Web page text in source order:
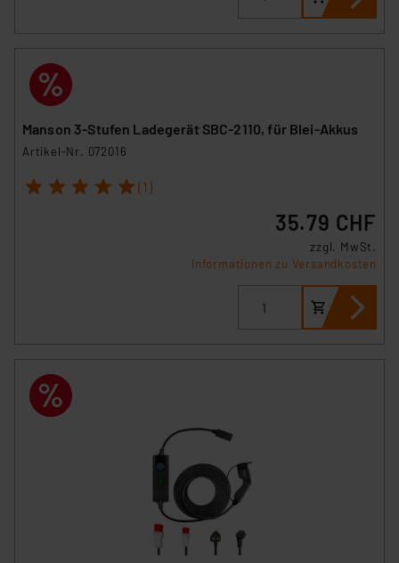
Manson 3-Stufen Ladegerät SBC-2110, für Blei-Akkus
Artikel-Nr. 072016
1 2 3 4 5 (1)
35.79 CHF
zzgl. MwSt.
Informationen zu Versandkosten